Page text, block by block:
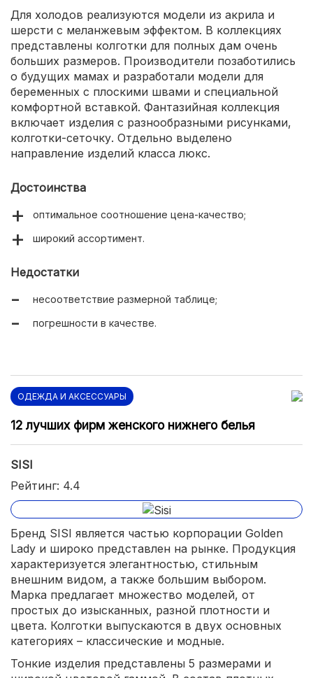
Для холодов реализуются модели из акрила и
шерсти с меланжевым эффектом. В коллекциях
представлены колготки для полных дам очень
больших размеров. Производители позаботились
о будущих мамах и разработали модели для
беременных с плоскими швами и специальной
комфортной вставкой. Фантазийная коллекция
включает изделия с разнообразными рисунками,
колготки-сеточку. Отдельно выделено
направление изделий класса люкс.
Достоинства
оптимальное соотношение цена-качество;
широкий ассортимент.
Недостатки
несоответствие размерной таблице;
погрешности в качестве.
ОДЕЖДА И АКСЕССУАРЫ
12 лучших фирм женского нижнего белья
SISI
Рейтинг: 4.4
Бренд SISI является частью корпорации Golden
Lady и широко представлен на рынке. Продукция
характеризуется элегантностью, стильным
внешним видом, а также большим выбором.
Марка предлагает множество моделей, от
простых до изысканных, разной плотности и
цвета. Колготки выпускаются в двух основных
категориях – классические и модные.
Тонкие изделия представлены 5 размерами и